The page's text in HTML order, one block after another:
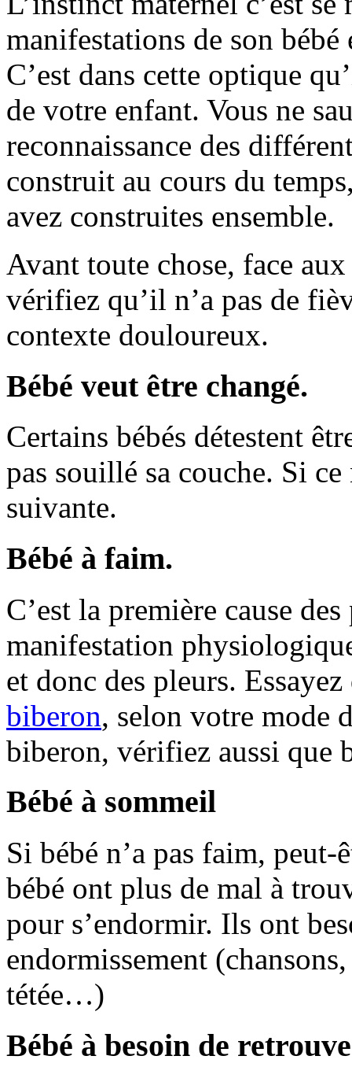
manifestations de son
C’est dans cette optique
de votre enfant. Vous ne
reconnaissance des
construit au cours du
avez construites ensemble.
Avant toute chose, face
vérifiez qu’il n’a pas de
contexte douloureux.
Bébé veut être changé.
Certains bébés détestent
pas souillé sa couche. Si ce
suivante.
Bébé à faim.
C’est la première cause
manifestation
et donc des pleurs.
biberon, selon votre mode
biberon, vérifiez aussi que
Bébé à sommeil
Si bébé n’a pas faim,
bébé ont plus de mal à
pour s’endormir. Ils ont
endormissement
tétée…)
Bébé à besoin de